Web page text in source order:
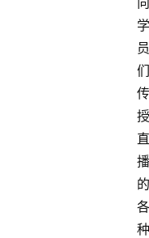
学
员
们
传
授
直
播
的
各
种